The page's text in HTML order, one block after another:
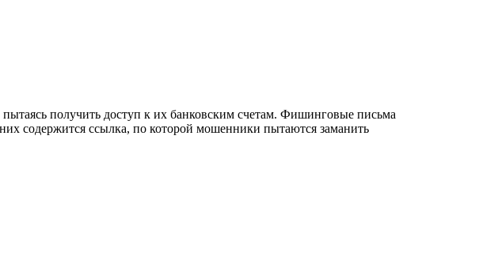
получить доступ к их банковским счетам. Фишинговые письма
содержится ссылка, по которой мошенники пытаются заманить